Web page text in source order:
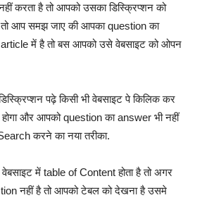
करता है तो आपको उसका डिस्क्रिप्शन को
आप समझ जाए की आपका question का
में है तो बस आपको उसे वेबसाइट को ओपन
पढ़े किसी भी वेबसाइट पे किलिक कर
होगा और आपको question का answer भी नहीं
करने का नया तरीका.
में table of Content होता है तो अगर
नहीं है तो आपको टेबल को देखना है उसमे